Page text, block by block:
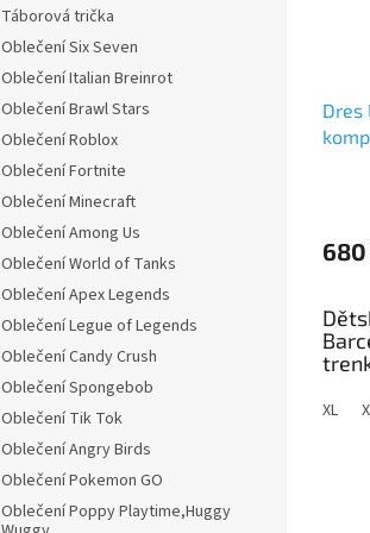
Táborová trička
Oblečení Six Seven
Oblečení Italian Breinrot
Oblečení Brawl Stars
Oblečení Roblox
Oblečení Fortnite
Oblečení Minecraft
Oblečení Among Us
Oblečení World of Tanks
Oblečení Apex Legends
Oblečení Legue of Legends
Oblečení Candy Crush
Oblečení Spongebob
Oblečení Tik Tok
Oblečení Angry Birds
Oblečení Pokemon GO
Oblečení Poppy Playtime,Huggy
Dres
je
5
680
Buď
XL